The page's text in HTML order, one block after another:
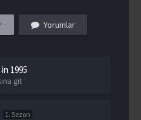
Yorumlar
1995
git
1. Sezon